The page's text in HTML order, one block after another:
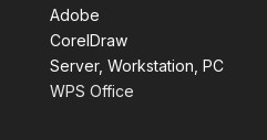
Adobe
CorelDraw
Server, Workstation, PC
WPS Office